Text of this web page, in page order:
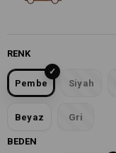
RENK
Pembe Siyah
Beyaz Gri
BEDEN